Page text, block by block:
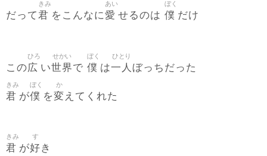
だって君
きみ
をこんなに愛
あい
せるのは 僕
ぼく
だけ
この広
ひろ
い世界
せかい
で 僕
ぼく
は一人
ひとり
ぼっちだった
君
きみ
が僕
ぼく
を変
か
えてくれた
君
きみ
が好
す
き